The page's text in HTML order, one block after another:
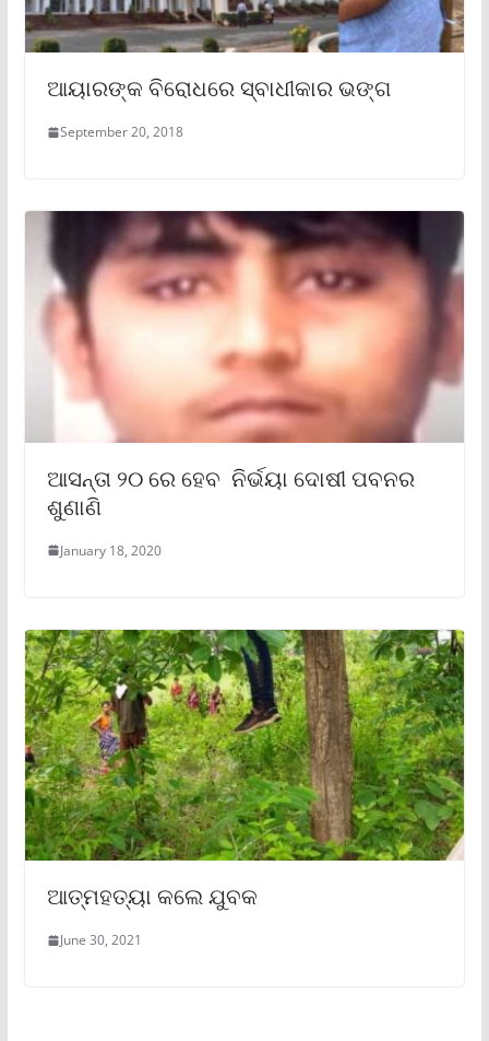
ଆୟାରଙ୍କ ବିରୋଧରେ ସ୍ବାଧୀକାର ଭଙ୍ଗ
September 20, 2018
ଆସନ୍ତା ୨୦ ରେ ହେବ ନିର୍ଭୟା ଦୋଷୀ ପବନର
ଶୁଣାଣି
January 18, 2020
ଆତ୍ମହତ୍ୟା କଲେ ଯୁବକ
June 30, 2021